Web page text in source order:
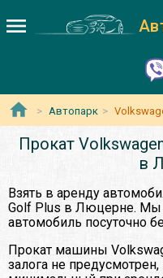
Автопарк
Прокат
в
Взять в аренду
Golf Plus в Люцерне. Мы
автомобиль посуточно
Прокат машины
залога не